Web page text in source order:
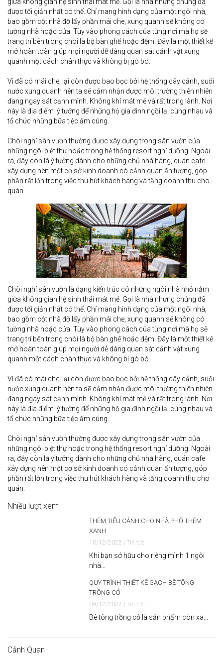
được tối giản nhất có thể. Chỉ mang hình dạng của một ngôi nhà,
bao gồm cột nhà đỡ lấy phần mái che, xung quanh sẽ không có
tường nhà hoặc cửa. Tùy vào phong cách của từng nơi mà họ sẽ
trang trí bên trong chòi là bộ bàn ghế hoặc đệm. Đây là một thiết kế
mở hoàn toàn giúp mọi người dễ dàng quan sát cảnh vật xung
quanh một cách chân thực và không bị gò bó.
Vì đã có mái che, lại còn được bao bọc bởi hệ thống cây cảnh, suối
nước xung quanh nên ta sẽ cảm nhận được môi trường thiên nhiên
đang ngay sát cạnh mình. Không khí mát mẻ và rất trong lành. Nơi
này là địa điểm lý tưởng để những hộ gia đình ngồi lại cùng nhau và
tổ chức những bữa tiệc ấm cúng.
Chòi nghỉ sân vườn thường được xây dựng trong sân vườn của
những ngôi biệt thự hoặc trong hệ thống resort nghỉ dưỡng. Ngoài
ra, đây còn là ý tưởng dành cho những chủ nhà hàng, quán cafe
xây dựng nên một cơ sở kinh doanh có cảnh quan ấn tượng, góp
phần rất lớn trong việc thu hút khách hàng và tăng doanh thu cho
quán.
Chòi nghỉ sân vườn là dạng kiến trúc có những ngôi nhà nhỏ nằm
giữa không gian hệ sinh thái mát mẻ. Gọi là nhà nhưng chúng đã
được tối giản nhất có thể. Chỉ mang hình dạng của một ngôi nhà,
bao gồm cột nhà đỡ lấy phần mái che, xung quanh sẽ không có
tường nhà hoặc cửa. Tùy vào phong cách của từng nơi mà họ sẽ
trang trí bên trong chòi là bộ bàn ghế hoặc đệm. Đây là một thiết kế
mở hoàn toàn giúp mọi người dễ dàng quan sát cảnh vật xung
quanh một cách chân thực và không bị gò bó.
Vì đã có mái che, lại còn được bao bọc bởi hệ thống cây cảnh, suối
nước xung quanh nên ta sẽ cảm nhận được môi trường thiên nhiên
đang ngay sát cạnh mình. Không khí mát mẻ và rất trong lành. Nơi
này là địa điểm lý tưởng để những hộ gia đình ngồi lại cùng nhau và
tổ chức những bữa tiệc ấm cúng.
Chòi nghỉ sân vườn thường được xây dựng trong sân vườn của
những ngôi biệt thự hoặc trong hệ thống resort nghỉ dưỡng. Ngoài
ra, đây còn là ý tưởng dành cho những chủ nhà hàng, quán cafe
xây dựng nên một cơ sở kinh doanh có cảnh quan ấn tượng, góp
phần rất lớn trong việc thu hút khách hàng và tăng doanh thu cho
quán.
Nhiều lượt xem
THÊM TIỂU CẢNH CHO NHÀ PHỐ THÊM
XANH
10/12/2022 | Tin tức
Khi bạn sở hữu cho riêng mình 1 ngôi
nhà...
QUY TRÌNH THIẾT KẾ GẠCH BÊ TÔNG
TRỒNG CỎ
09/12/2022 | Tin tức
Bê tông trồng cỏ là sản phẩm còn xa...
Cảnh Quan